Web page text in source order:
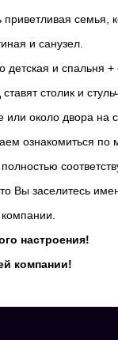
семья,
и санузел.
детская и спальня
столик и
около двора на
ознакомиться
Вы заселитесь
настроения!
компании!